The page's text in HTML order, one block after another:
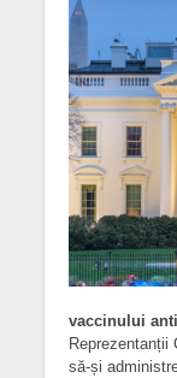
vaccinului
Reprezentanții
să-și